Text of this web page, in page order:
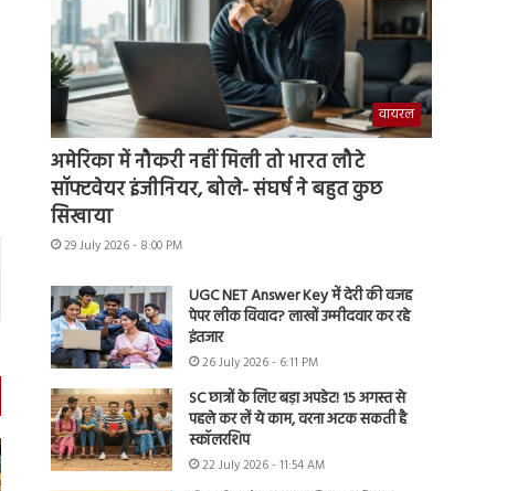
वायरल
अमेरिका में नौकरी नहीं मिली तो भारत लौटे
सॉफ्टवेयर इंजीनियर, बोले- संघर्ष ने बहुत कुछ
सिखाया
29 July 2026 - 8:00 PM
UGC NET Answer Key में देरी की वजह
पेपर लीक विवाद? लाखों उम्मीदवार कर रहे
इंतजार
26 July 2026 - 6:11 PM
SC छात्रों के लिए बड़ा अपडेट! 15 अगस्त से
पहले कर लें ये काम, वरना अटक सकती है
स्कॉलरशिप
22 July 2026 - 11:54 AM